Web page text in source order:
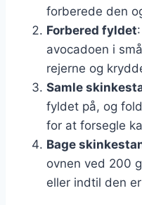
forberede den
Forbered fyldet
avocadoen i
rejerne og
Samle
fyldet på, og
for at forsegle
Bage
ovnen ved 200
eller indtil den